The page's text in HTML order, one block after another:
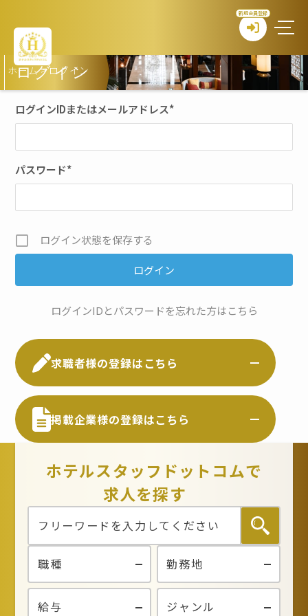
新規会員登録
ログイン
ホーム>ログイン
ログインIDまたはメールアドレス*
パスワード*
ログイン状態を保存する
ログインIDとパスワードを忘れた方はこちら
求職者様の登録はこちら
掲載企業様の登録はこちら
ホテルスタッフドットコムで
求人を探す